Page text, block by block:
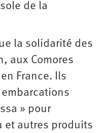
de la
la solidarité des
aux Comores
France. Ils
» pour
et autres produits